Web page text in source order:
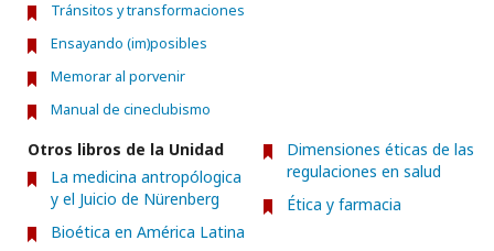
Tránsitos y transformaciones
Ensayando (im)posibles
Memorar al porvenir
Manual de cineclubismo
Otros libros de la Unidad
La medicina antropólogica
y el Juicio de Nürenberg
Bioética en América Latina
Dimensiones éticas de las
regulaciones en salud
Ética y farmacia